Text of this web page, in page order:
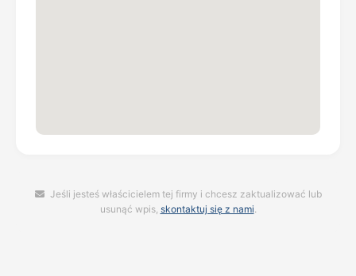
Jeśli jesteś właścicielem tej firmy i chcesz zaktualizować lub
usunąć wpis, skontaktuj się z nami.